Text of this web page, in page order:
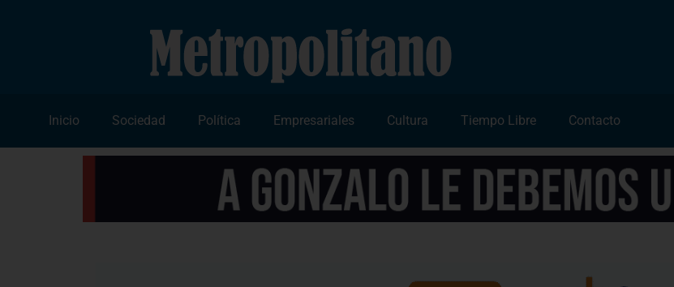
Inicio Sociedad Política Empresariales Cultura Tiempo Libre Contacto